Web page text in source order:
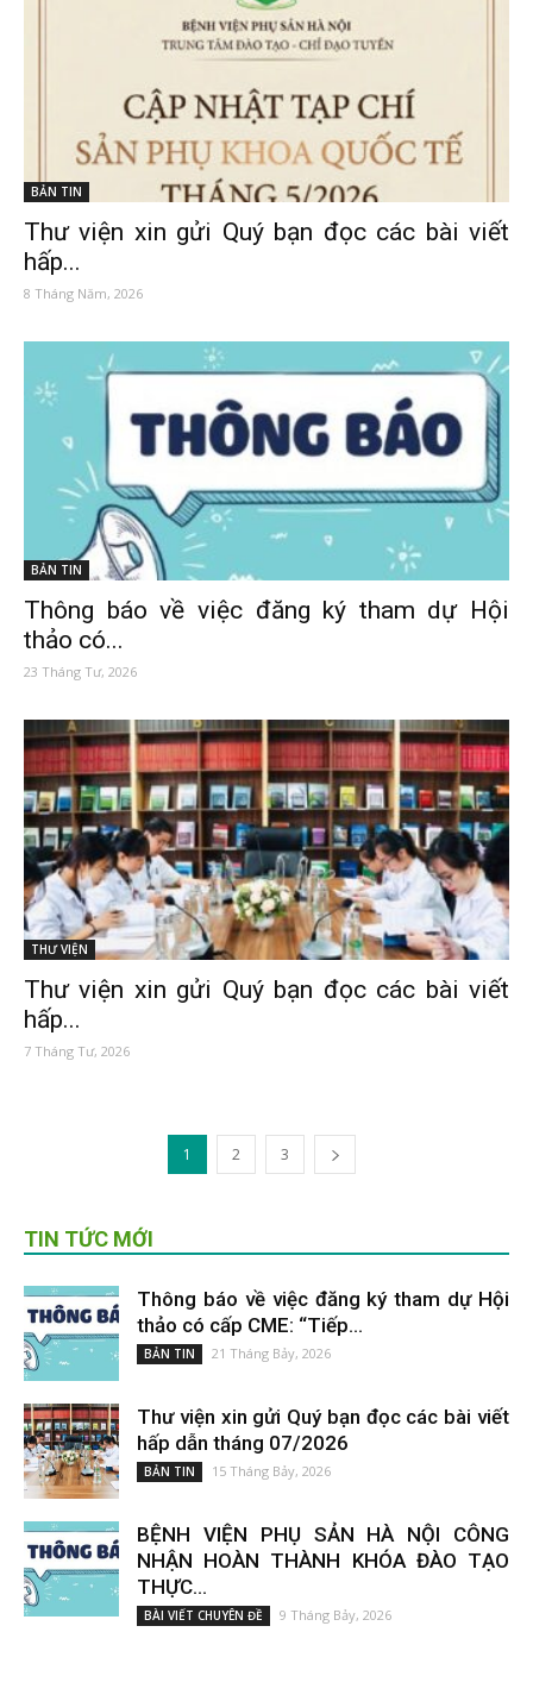
BẢN TIN
Thư viện xin gửi Quý bạn đọc các bài viết
hấp...
8 Tháng Năm, 2026
BẢN TIN
Thông báo về việc đăng ký tham dự Hội
thảo có...
23 Tháng Tư, 2026
THƯ VIỆN
Thư viện xin gửi Quý bạn đọc các bài viết
hấp...
7 Tháng Tư, 2026
1 2 3
TIN TỨC MỚI
Thông báo về việc đăng ký tham dự Hội
thảo có cấp CME: “Tiếp...
BẢN TIN 21 Tháng Bảy, 2026
Thư viện xin gửi Quý bạn đọc các bài viết
hấp dẫn tháng 07/2026
BẢN TIN 15 Tháng Bảy, 2026
BỆNH VIỆN PHỤ SẢN HÀ NỘI CÔNG
NHẬN HOÀN THÀNH KHÓA ĐÀO TẠO
THỰC...
BÀI VIẾT CHUYÊN ĐỀ 9 Tháng Bảy, 2026